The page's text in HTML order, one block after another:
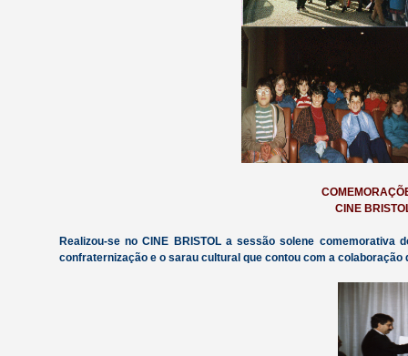
CINE
Realizou-se no CINE BRISTOL a sessão solene
confraternização e o sarau cultural que contou com a colaboração